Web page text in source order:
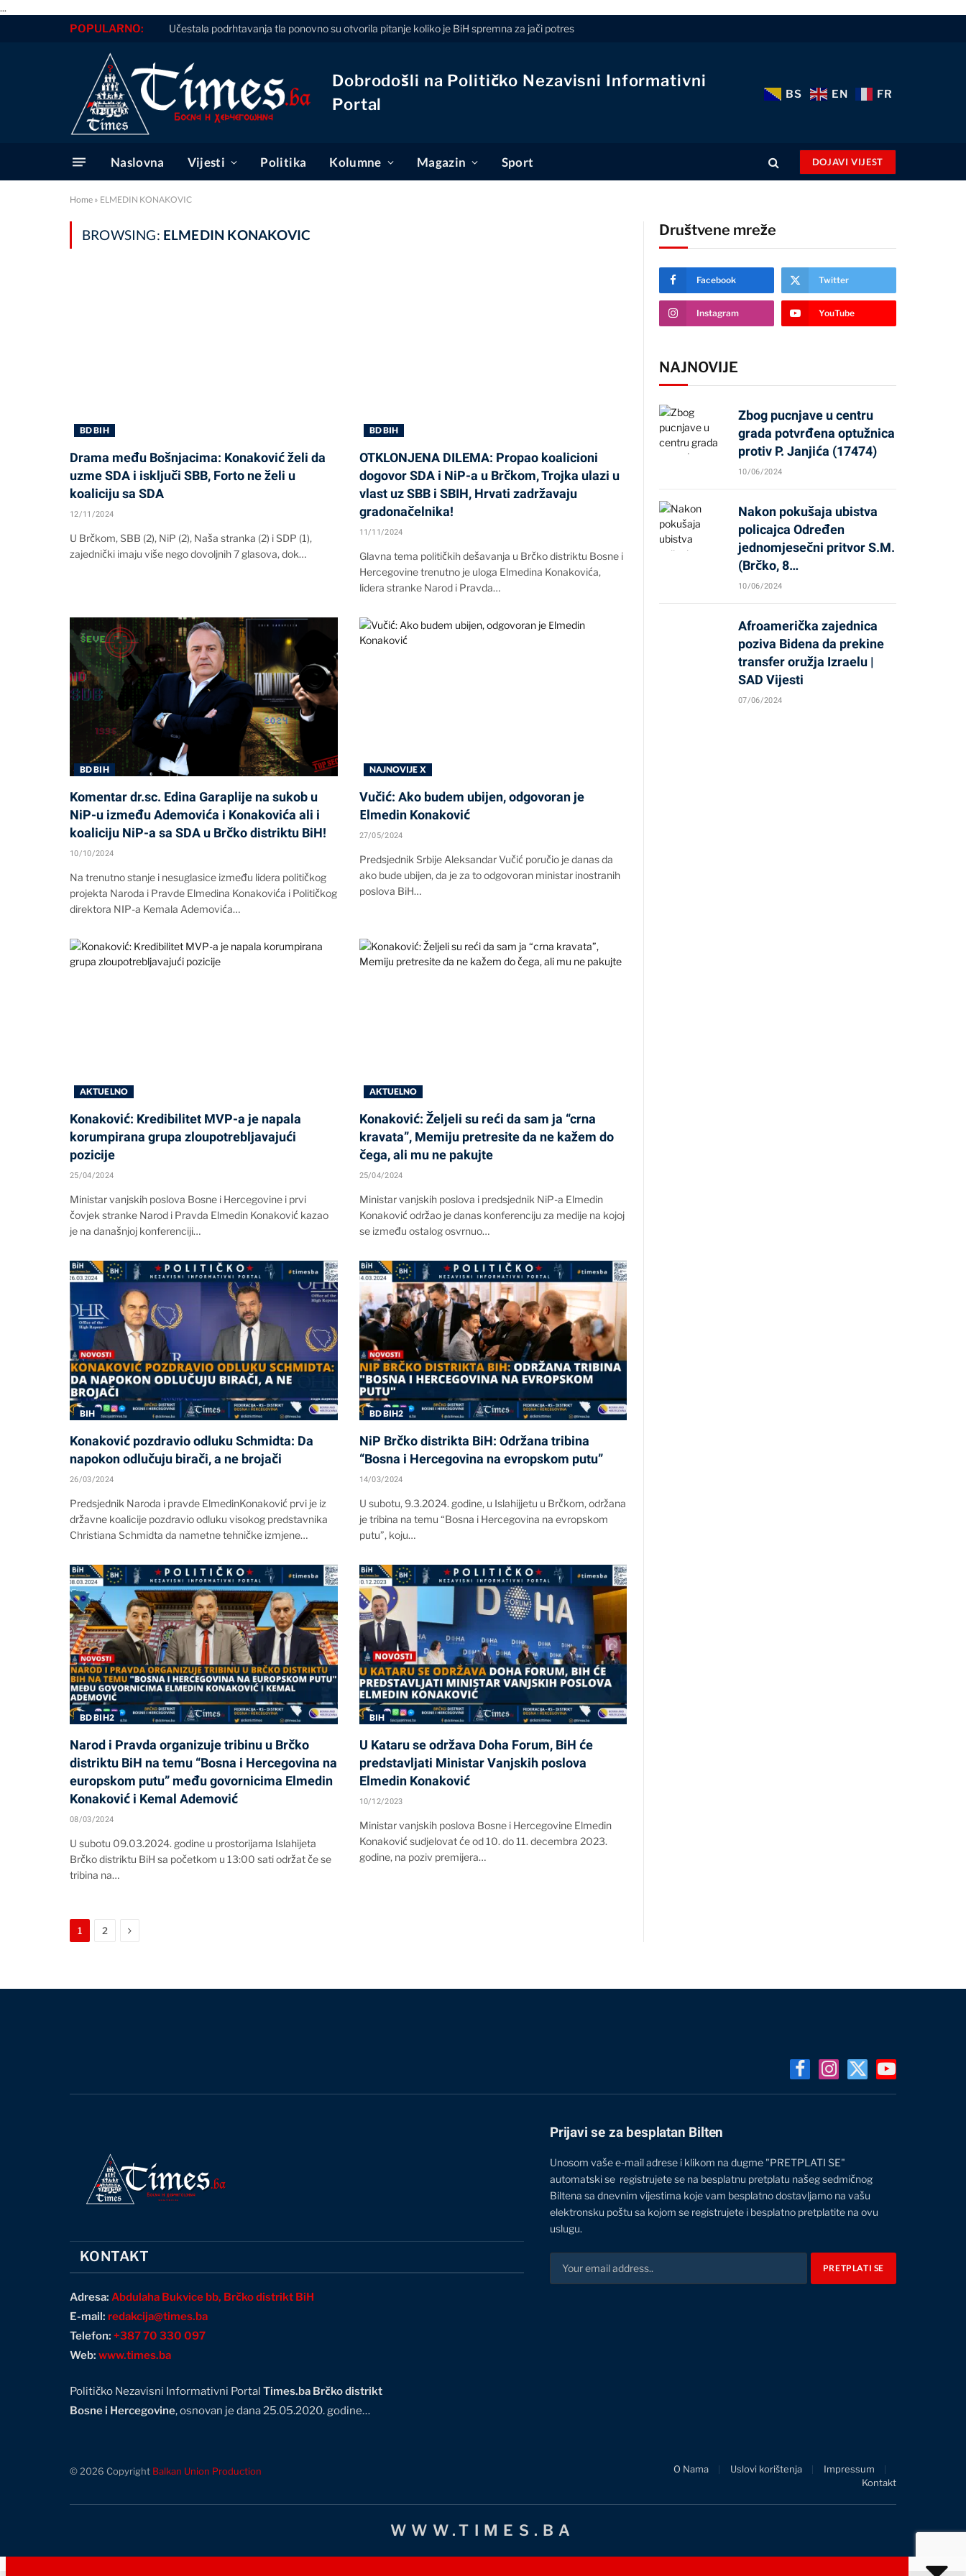
...
POPULARNO: Učestala podrhtavanja tla ponovno su otvorila pitanje koliko je BiH spremna za jači potres
Dobrodošli na Političko Nezavisni Informativni
Portal
BS EN FR
Naslovna Vijesti Politika Kolumne Magazin Sport DOJAVI VIJEST
Home » ELMEDIN KONAKOVIC
BROWSING: ELMEDIN KONAKOVIC
BD BIH
Drama među Bošnjacima: Konaković želi da
uzme SDA i isključi SBB, Forto ne želi u
koaliciju sa SDA
12/11/2024
U Brčkom, SBB (2), NiP (2), Naša stranka (2) i SDP (1),
zajednički imaju više nego dovoljnih 7 glasova, dok…
BD BIH
OTKLONJENA DILEMA: Propao koalicioni
dogovor SDA i NiP-a u Brčkom, Trojka ulazi u
vlast uz SBB i SBIH, Hrvati zadržavaju
gradonačelnika!
11/11/2024
Glavna tema političkih dešavanja u Brčko distriktu Bosne i
Hercegovine trenutno je uloga Elmedina Konakovića,
lidera stranke Narod i Pravda…
BD BIH
Komentar dr.sc. Edina Garaplije na sukob u
NiP-u između Ademovića i Konakovića ali i
koaliciju NiP-a sa SDA u Brčko distriktu BiH!
10/10/2024
Na trenutno stanje i nesuglasice između lidera političkog
projekta Naroda i Pravde Elmedina Konakovića i Političkog
direktora NIP-a Kemala Ademovića…
NAJNOVIJE X
Vučić: Ako budem ubijen, odgovoran je
Еlmedin Konaković
27/05/2024
Predsjednik Srbije Aleksandar Vučić poručio je danas da
ako bude ubijen, da je za to odgovoran ministar inostranih
poslova BiH…
AKTUELNO
Konaković: Kredibilitet MVP-a je napala
korumpirana grupa zloupotrebljavajući
pozicije
25/04/2024
Ministar vanjskih poslova Bosne i Hercegovine i prvi
čovjek stranke Narod i Pravda Elmedin Konaković kazao
je na današnjoj konferenciji…
AKTUELNO
Konaković: Željeli su reći da sam ja “crna
kravata”, Memiju pretresite da ne kažem do
čega, ali mu ne pakujte
25/04/2024
Ministar vanjskih poslova i predsjednik NiP-a Elmedin
Konaković održao je danas konferenciju za medije na kojoj
se između ostalog osvrnuo…
BIH
Konaković pozdravio odluku Schmidta: Da
napokon odlučuju birači, a ne brojači
26/03/2024
Predsjednik Naroda i pravde ElmedinKonaković prvi je iz
državne koalicije pozdravio odluku visokog predstavnika
Christiana Schmidta da nametne tehničke izmjene…
BD BIH2
NiP Brčko distrikta BiH: Održana tribina
“Bosna i Hercegovina na evropskom putu”
14/03/2024
U subotu, 9.3.2024. godine, u Islahijjetu u Brčkom, održana
je tribina na temu “Bosna i Hercegovina na evropskom
putu”, koju…
BD BIH2
Narod i Pravda organizuje tribinu u Brčko
distriktu BiH na temu “Bosna i Hercegovina na
europskom putu” među govornicima Elmedin
Konaković i Kemal Ademović
08/03/2024
U subotu 09.03.2024. godine u prostorijama Islahijeta
Brčko distriktu BiH sa početkom u 13:00 sati održat če se
tribina na…
BIH
U Kataru se održava Doha Forum, BiH će
predstavljati Ministar Vanjskih poslova
Elmedin Konaković
10/12/2023
Ministar vanjskih poslova Bosne i Hercegovine Elmedin
Konaković sudjelovat će od 10. do 11. decembra 2023.
godine, na poziv premijera…
1 2 Next
Društvene mreže
Facebook Twitter
Instagram YouTube
NAJNOVIJE
Zbog pucnjave u centru
grada potvrđena optužnica
protiv P. Janjića (17474)
10/06/2024
Nakon pokušaja ubistva
policajca Određen
jednomjesečni pritvor S.M.
(Brčko, 8…
10/06/2024
Afroamerička zajednica
poziva Bidena da prekine
transfer oružja Izraelu |
SAD Vijesti
07/06/2024
FacebookInstagram
X
YouTube
KONTAKT
Adresa: Abdulaha Bukvice bb, Brčko distrikt BiH
E-mail: redakcija@times.ba
Telefon: +387 70 330 097
Web: www.times.ba
Političko Nezavisni Informativni Portal Times.ba Brčko distrikt
Bosne i Hercegovine, osnovan je dana 25.05.2020. godine…
Prijavi se za besplatan Bilten
Unosom vaše e-mail adrese i klikom na dugme "PRETPLATI SE"
automatski se registrujete se na besplatnu pretplatu našeg sedmičnog
Biltena sa dnevnim vijestima koje vam besplatno dostavljamo na vašu
elektronsku poštu sa kojom se registrujete i besplatno pretplatite na ovu
uslugu.
© 2026 Copyright Balkan Union Production O Nama Uslovi korištenja
Impressum
Kontakt
WWW.TIMES.BA